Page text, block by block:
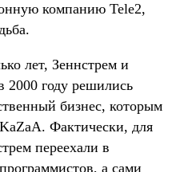
компанию Tele2,
лет, Зеннстрем и
2000 году решились
бизнес, которым
Фактически, для
переехали в
а сами